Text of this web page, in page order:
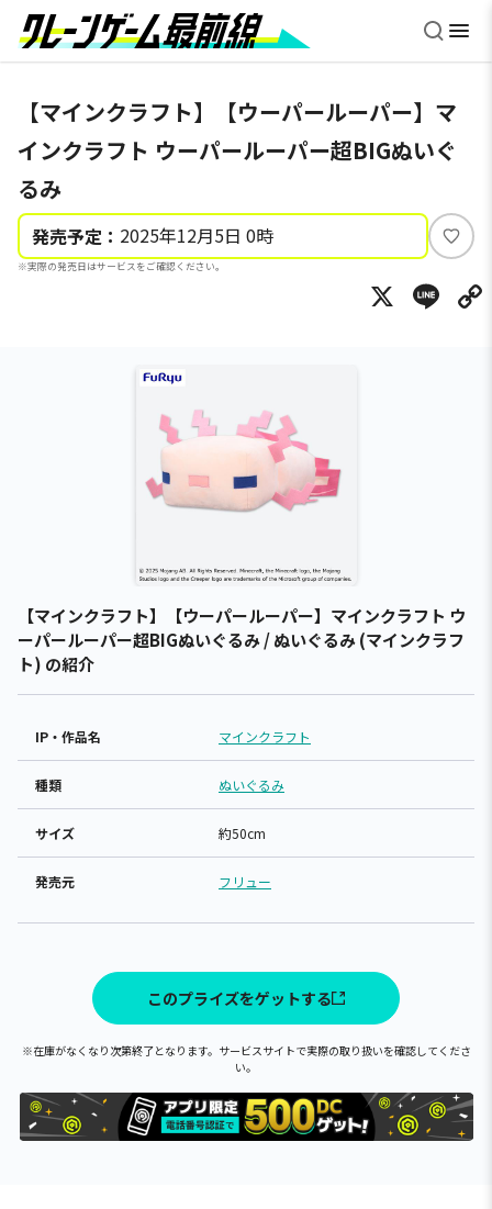
【マインクラフト】【ウーパールーパー】マ
インクラフト ウーパールーパー超BIGぬいぐ
るみ
発売予定： 2025年12月5日 0時
※実際の発売日はサービスをご確認ください。
い
ね
X
【マインクラフト】【ウーパールーパー】マインクラフト ウ
ーパールーパー超BIGぬいぐるみ / ぬいぐるみ (マインクラフ
ト) の紹介
IP・作品名 マインクラフト
種類 ぬいぐるみ
サイズ 約50cm
発売元 フリュー
このプライズをゲットする
※在庫がなくなり次第終了となります。サービスサイトで実際の取り扱いを確認してくださ
い。